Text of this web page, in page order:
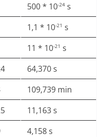
500 * 10-24 s
1,1 * 10-21 s
11 * 10-21 s
64,370 s
109,739 min
11,163 s
4,158 s